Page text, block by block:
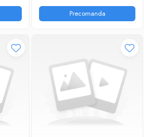
Precomanda